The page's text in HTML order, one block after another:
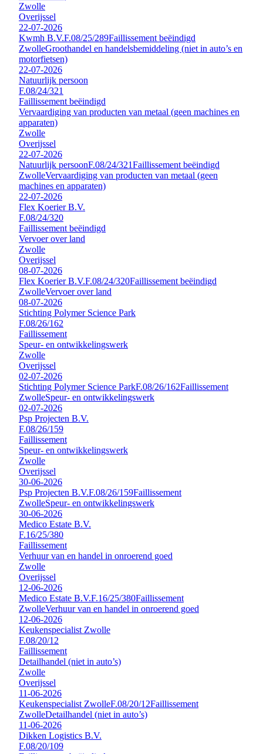
Zwolle
Overijssel
22-07-2026
Kwmh B.V.F.08/25/289Faillissement beëindigd
ZwolleGroothandel en handelsbemiddeling (niet in auto’s en
motorfietsen)
22-07-2026
Natuurlijk persoon
F.08/24/321
Faillissement beëindigd
Vervaardiging van producten van metaal (geen machines en
apparaten)
Zwolle
Overijssel
22-07-2026
Natuurlijk persoonF.08/24/321Faillissement beëindigd
ZwolleVervaardiging van producten van metaal (geen
machines en apparaten)
22-07-2026
Flex Koerier B.V.
F.08/24/320
Faillissement beëindigd
Vervoer over land
Zwolle
Overijssel
08-07-2026
Flex Koerier B.V.F.08/24/320Faillissement beëindigd
ZwolleVervoer over land
08-07-2026
Stichting Polymer Science Park
F.08/26/162
Faillissement
Speur- en ontwikkelingswerk
Zwolle
Overijssel
02-07-2026
Stichting Polymer Science ParkF.08/26/162Faillissement
ZwolleSpeur- en ontwikkelingswerk
02-07-2026
Psp Projecten B.V.
F.08/26/159
Faillissement
Speur- en ontwikkelingswerk
Zwolle
Overijssel
30-06-2026
Psp Projecten B.V.F.08/26/159Faillissement
ZwolleSpeur- en ontwikkelingswerk
30-06-2026
Medico Estate B.V.
F.16/25/380
Faillissement
Verhuur van en handel in onroerend goed
Zwolle
Overijssel
12-06-2026
Medico Estate B.V.F.16/25/380Faillissement
ZwolleVerhuur van en handel in onroerend goed
12-06-2026
Keukenspecialist Zwolle
F.08/20/12
Faillissement
Detailhandel (niet in auto’s)
Zwolle
Overijssel
11-06-2026
Keukenspecialist ZwolleF.08/20/12Faillissement
ZwolleDetailhandel (niet in auto’s)
11-06-2026
Dikken Logistics B.V.
F.08/20/109